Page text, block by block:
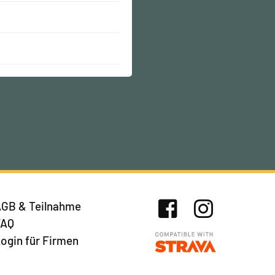
& Teilnahme
für Firmen